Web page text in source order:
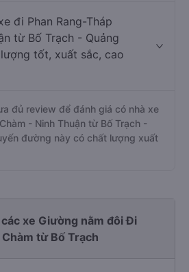
đi Phan Rang-Tháp
từ Bố Trạch - Quảng
tốt, xuất sắc, cao
đủ review để đánh giá có nhà xe
- Ninh Thuận từ Bố Trạch -
đường này có chất lượng xuất
xe Giường nằm đôi Đi
từ Bố Trạch